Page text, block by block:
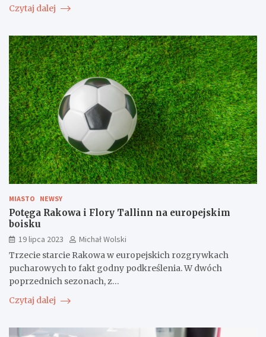
Czytaj dalej
MIASTO NEWSY
Potęga Rakowa i Flory Tallinn na europejskim
boisku
19 lipca 2023
Michał Wolski
Trzecie starcie Rakowa w europejskich rozgrywkach
pucharowych to fakt godny podkreślenia. W dwóch
poprzednich sezonach, z…
Czytaj dalej